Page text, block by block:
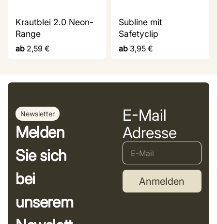
Krautblei 2.0 Neon-
Range
ab 2,59 €
Subline mit
Safetyclip
ab 3,95 €
Newsletter
Melden
Sie sich
bei
unserem
E-Mail
Adresse
Anmelden